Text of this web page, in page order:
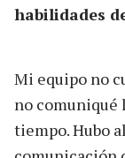
habilidades
Mi equipo no
no comuniqué
tiempo. Hubo